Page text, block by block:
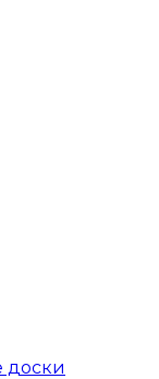
доски